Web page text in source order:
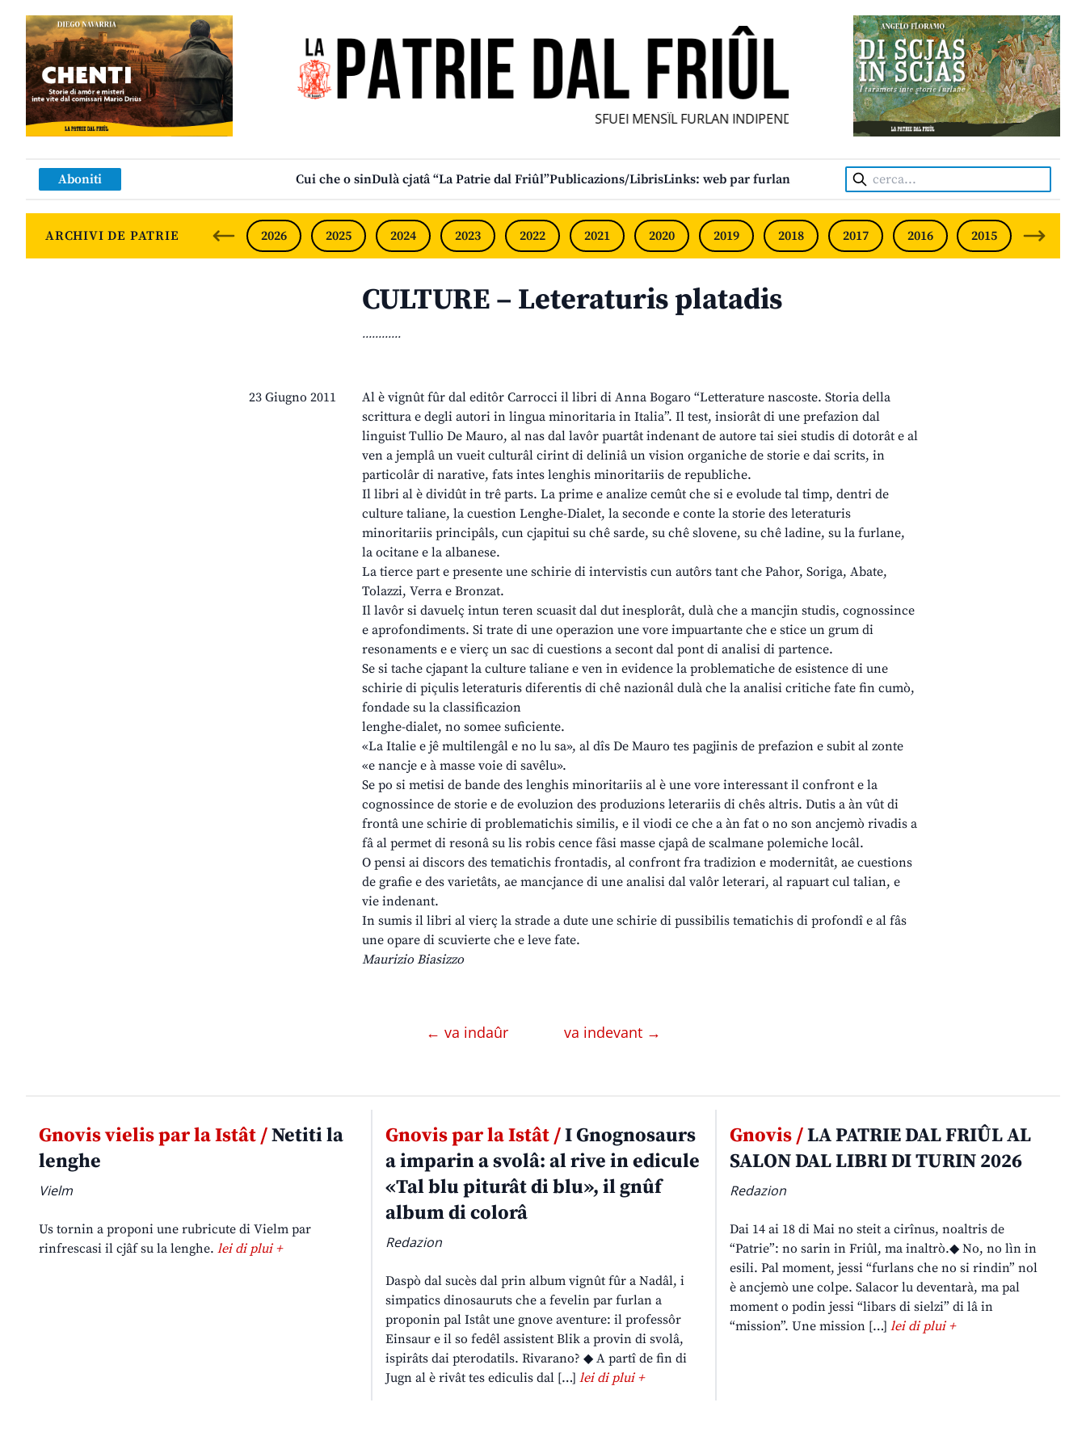
SFUEI MENSÎL FURLAN INDIPENDENT • INDEPENDENT FRIULIAN MONTHLY •
Aboniti Cui che o sinDulà cjatâ “La Patrie dal Friûl”Publicazions/LibrisLinks: web par furlan Cerca:
ARCHIVI DE PATRIE 2026 2025 2024 2023 2022 2021 2020 2019 2018 2017 2016 2015 2014
CULTURE – Leteraturis platadis
............
23 Giugno 2011
Al è vignût fûr dal editôr Carrocci il libri di Anna Bogaro “Letterature nascoste. Storia della
scrittura e degli autori in lingua minoritaria in Italia”. Il test, insiorât di une prefazion dal
linguist Tullio De Mauro, al nas dal lavôr puartât indenant de autore tai siei studis di dotorât e al
ven a jemplâ un vueit culturâl cirint di deliniâ un vision organiche de storie e dai scrits, in
particolâr di narative, fats intes lenghis minoritariis de republiche.
Il libri al è dividût in trê parts. La prime e analize cemût che si e evolude tal timp, dentri de
culture taliane, la cuestion Lenghe-Dialet, la seconde e conte la storie des leteraturis
minoritariis principâls, cun cjapitui su chê sarde, su chê slovene, su chê ladine, su la furlane,
la ocitane e la albanese.
La tierce part e presente une schirie di intervistis cun autôrs tant che Pahor, Soriga, Abate,
Tolazzi, Verra e Bronzat.
Il lavôr si davuelç intun teren scuasit dal dut inesplorât, dulà che a mancjin studis, cognossince
e aprofondiments. Si trate di une operazion une vore impuartante che e stice un grum di
resonaments e e vierç un sac di cuestions a secont dal pont di analisi di partence.
Se si tache cjapant la culture taliane e ven in evidence la problematiche de esistence di une
schirie di piçulis leteraturis diferentis di chê nazionâl dulà che la analisi critiche fate fin cumò,
fondade su la classificazion
lenghe-dialet, no somee suficiente.
«La Italie e jê multilengâl e no lu sa», al dîs De Mauro tes pagjinis de prefazion e subit al zonte
«e nancje e à masse voie di savêlu».
Se po si metisi de bande des lenghis minoritariis al è une vore interessant il confront e la
cognossince de storie e de evoluzion des produzions leterariis di chês altris. Dutis a àn vût di
frontâ une schirie di problematichis similis, e il viodi ce che a àn fat o no son ancjemò rivadis a
fâ al permet di resonâ su lis robis cence fâsi masse cjapâ de scalmane polemiche locâl.
O pensi ai discors des tematichis frontadis, al confront fra tradizion e modernitât, ae cuestions
de grafie e des varietâts, ae mancjance di une analisi dal valôr leterari, al rapuart cul talian, e
vie indenant.
In sumis il libri al vierç la strade a dute une schirie di pussibilis tematichis di profondî e al fâs
une opare di scuvierte che e leve fate.
Maurizio Biasizzo
← va indaûr va indevant →
Gnovis vielis par la Istât /Netiti la
lenghe
Vielm
Us tornin a proponi une rubricute di Vielm par
rinfrescasi il cjâf su la lenghe. lei di plui +
Gnovis par la Istât /I Gnognosaurs
a imparin a svolâ: al rive in edicule
«Tal blu piturât di blu», il gnûf
album di colorâ
Redazion
Daspò dal sucès dal prin album vignût fûr a Nadâl, i
simpatics dinosauruts che a fevelin par furlan a
proponin pal Istât une gnove aventure: il professôr
Einsaur e il so fedêl assistent Blik a provin di svolâ,
ispirâts dai pterodatils. Rivarano? ◆ A partî de fin di
Jugn al è rivât tes ediculis dal […] lei di plui +
Gnovis /LA PATRIE DAL FRIÛL AL
SALON DAL LIBRI DI TURIN 2026
Redazion
Dai 14 ai 18 di Mai no steit a cirînus, noaltris de
“Patrie”: no sarin in Friûl, ma inaltrò.◆ No, no lìn in
esili. Pal moment, jessi “furlans che no si rindin” nol
è ancjemò une colpe. Salacor lu deventarà, ma pal
moment o podin jessi “libars di sielzi” di lâ in
“mission”. Une mission […]lei di plui +